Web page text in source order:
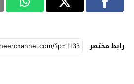
رابط مختصر